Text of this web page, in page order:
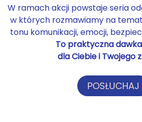
W ramach akcji powstaje seria
w których rozmawiamy na
tonu komunikacji, emocji,
To praktyczna
dla Ciebiei Twojego
POSŁUCHAJ